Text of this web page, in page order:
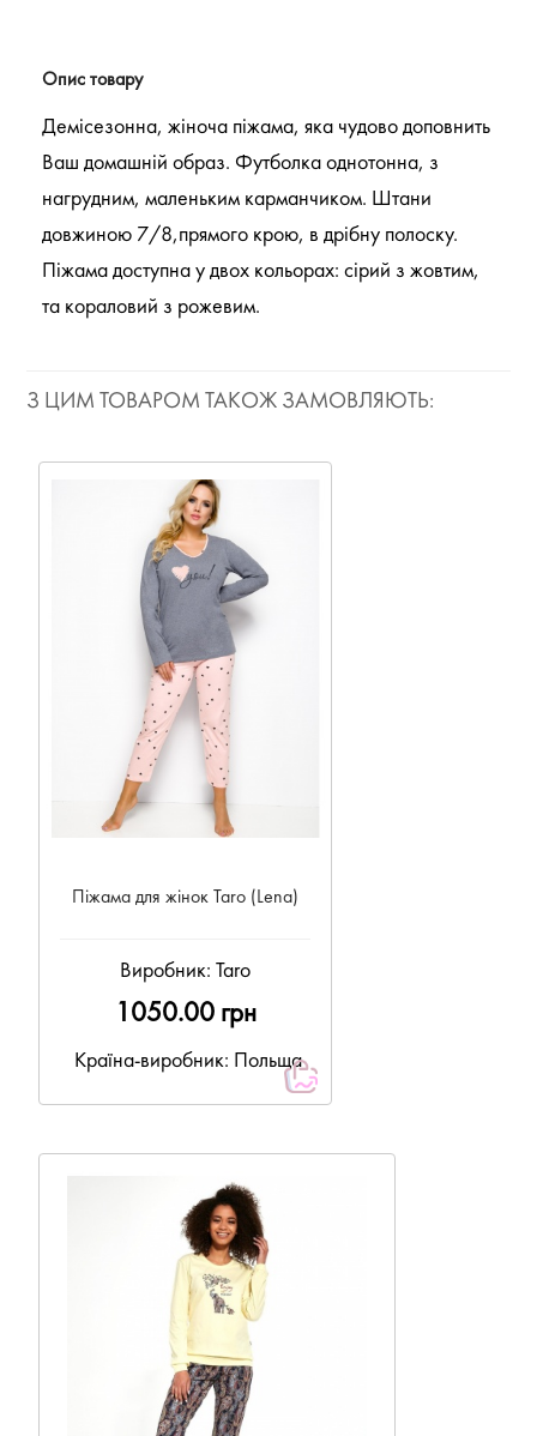
Опис товару
Демісезонна, жіноча піжама, яка чудово доповнить
Ваш домашній образ. Футболка однотонна, з
нагрудним, маленьким карманчиком. Штани
довжиною 7/8,прямого крою, в дрібну полоску.
Піжама доступна у двох кольорах: сірий з жовтим,
та кораловий з рожевим.
З ЦИМ ТОВАРОМ ТАКОЖ ЗАМОВЛЯЮТЬ:
Піжама для жінок Taro (Lena)
Виробник:Taro
1050.00 грн
Країна-виробник: Польща